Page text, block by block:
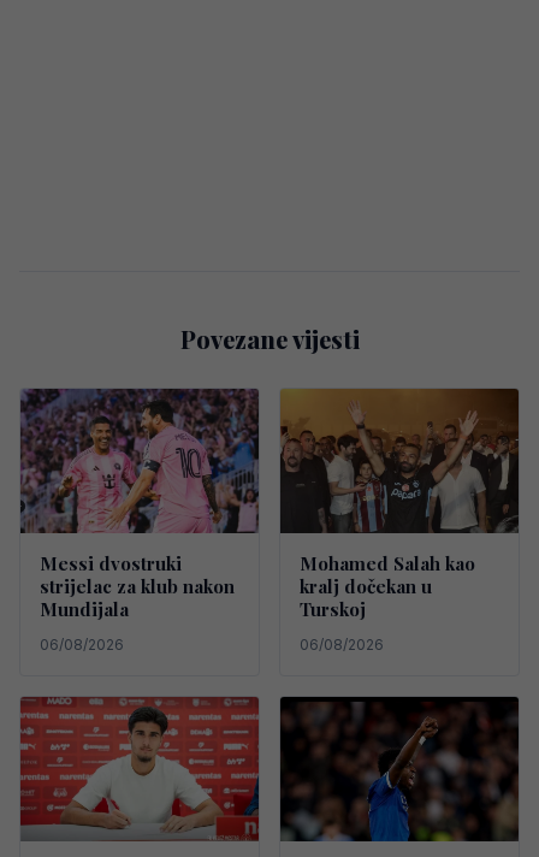
Povezane vijesti
Messi dvostruki
strijelac za klub nakon
Mundijala
06/08/2026
Mohamed Salah kao
kralj dočekan u
Turskoj
06/08/2026